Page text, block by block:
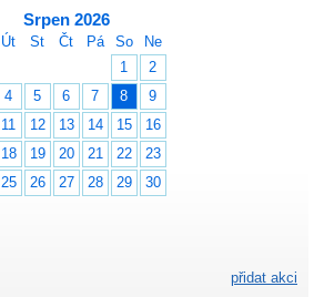
Srpen 2026
Út St Čt Pá So
Ne
1
2
4 5 6 7 8
9
11 12 13 14 15
16
18 19 20 21 22
23
25 26 27 28 29
30
přidat akci